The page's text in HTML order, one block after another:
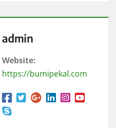
admin
Website:
https://bumipekal.com